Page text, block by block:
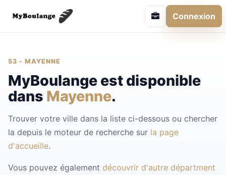
Connexion
53 - MAYENNE
MyBoulange est disponible
dans Mayenne.
Trouver votre ville dans la liste ci-dessous ou chercher
la depuis le moteur de recherche sur la page
d'accueille.
Vous pouvez également découvrir d'autre départment